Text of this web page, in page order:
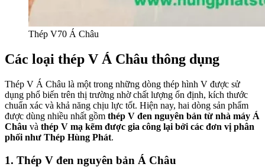
Thép V70 Á Châu
Các loại thép V Á Châu thông dụng
Thép V Á Châu là một trong những dòng thép hình V được sử
dụng phổ biến trên thị trường nhờ chất lượng ổn định, kích thước
chuẩn xác và khả năng chịu lực tốt. Hiện nay, hai dòng sản phẩm
được dùng nhiều nhất gồm thép V đen nguyên bản từ nhà máy Á
Châu và thép V mạ kẽm được gia công lại bởi các đơn vị phân
phối như Thép Hùng Phát.
1. Thép V đen nguyên bản Á Châu